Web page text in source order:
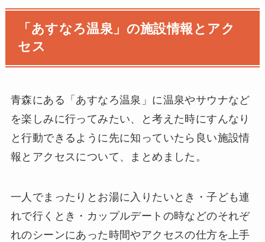
「あすなろ温泉」の施設情報とアク
セス
青森にある「あすなろ温泉」に温泉やサウナなど
を楽しみに行ってみたい、と考えた時にすんなり
と行動できるように先に知っていたら良い施設情
報とアクセスについて、まとめました。
一人でまったりとお湯に入りたいとき・子ども連
れで行くとき・カップルデートの時などのそれぞ
れのシーンにあった時間やアクセスの仕方を上手